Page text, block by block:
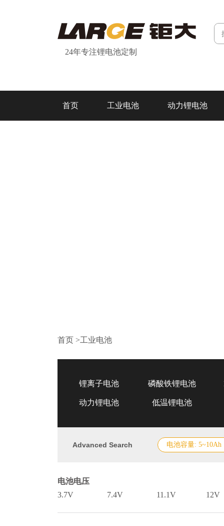
24年专注锂电池定制
首页 工业电池 动力锂电池
首页 >工业电池
锂离子电池 磷酸铁锂电池
动力锂电池 低温锂电池
Advanced Search 电池容量: 5~10Ah
电池电压
3.7V
7.4V 11.1V 12V